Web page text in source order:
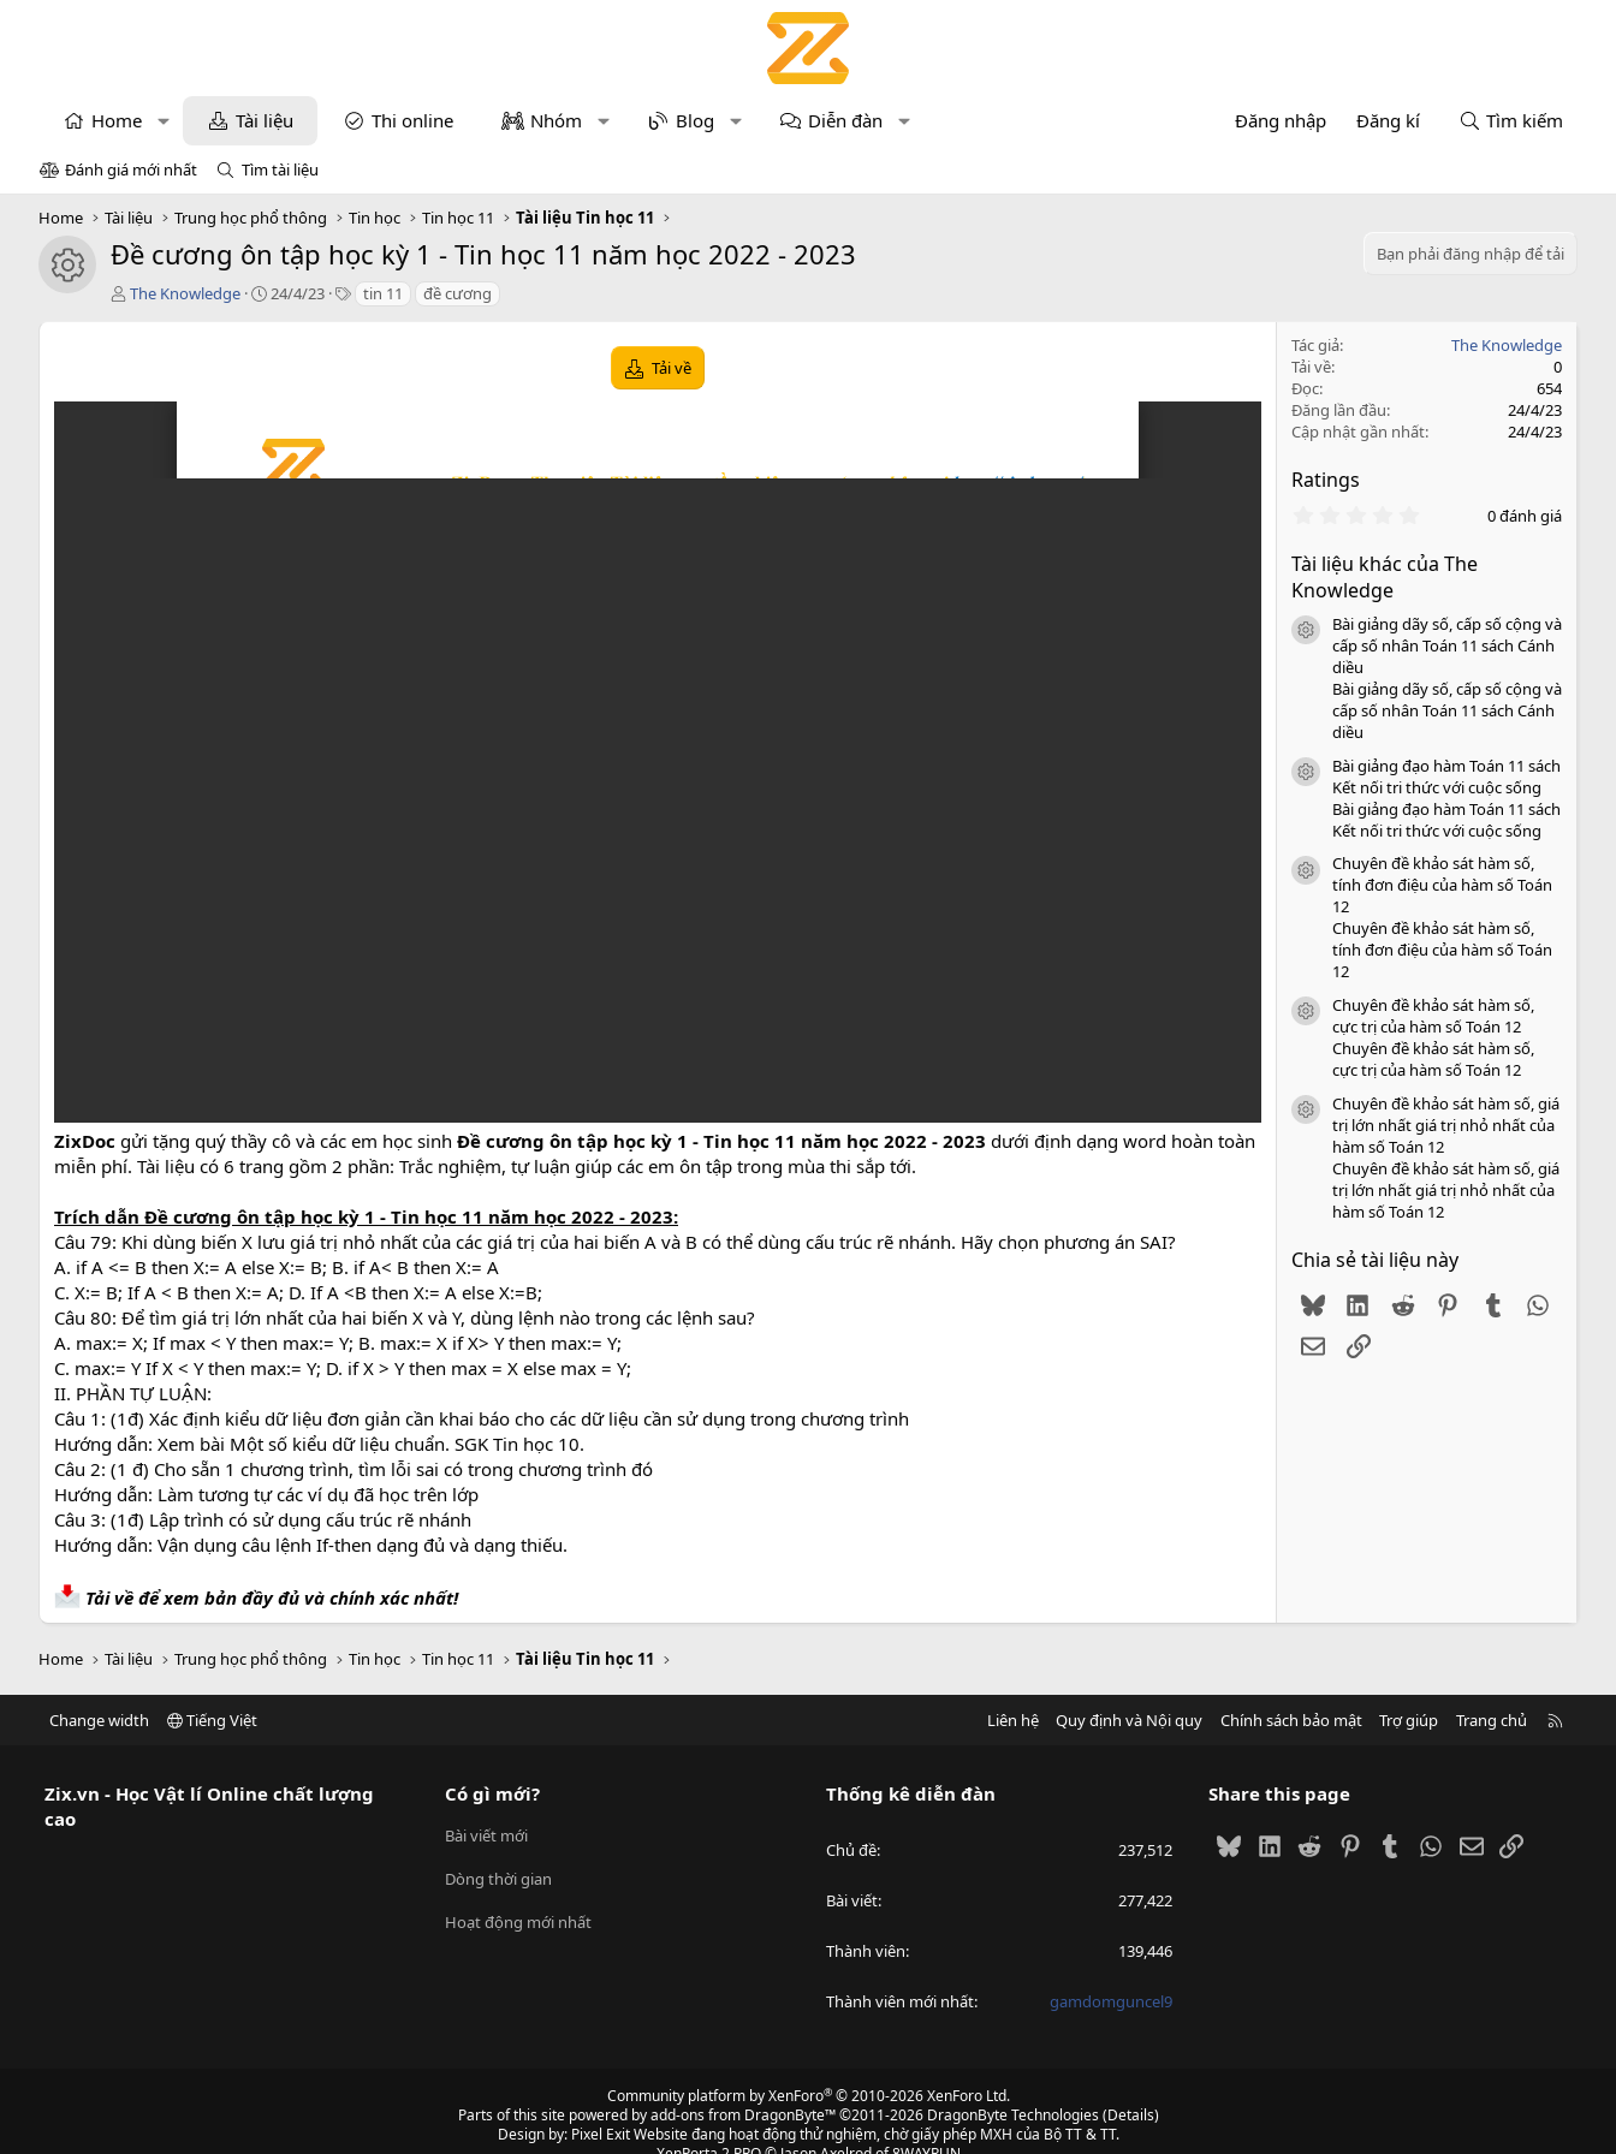
Home Tài liệu Thi online Nhóm Blog Diễn đàn Đăng nhập Đăng kí Tìm kiếm
Đánh giá mới nhất Tìm tài liệu
Home Tài liệu Trung học phổ thông Tin học Tin học 11 Tài liệu Tin học 11
icon tài liệu
Đề cương ôn tập học kỳ 1 - Tin học 11 năm học 2022 - 2023
Bạn phải đăng nhập để tải
T
ả
The Knowledge
C
n
d
24/4/23
T tin 11 đề cương
Tải về
ZixDoc gửi tặng quý thầy cô và các em học sinh Đề cương ôn tập học kỳ 1 - Tin học 11 năm học 2022 - 2023 dưới định dạng word hoàn toàn
miễn phí. Tài liệu có 6 trang gồm 2 phần: Trắc nghiệm, tự luận giúp các em ôn tập trong mùa thi sắp tới.
Trích dẫn Đề cương ôn tập học kỳ 1 - Tin học 11 năm học 2022 - 2023:
Câu 79: Khi dùng biến X lưu giá trị nhỏ nhất của các giá trị của hai biến A và B có thể dùng cấu trúc rẽ nhánh. Hãy chọn phương án SAI?
A. if A <= B then X:= A else X:= B; B. if A< B then X:= A
C. X:= B; If A < B then X:= A; D. If A <B then X:= A else X:=B;
Câu 80: Để tìm giá trị lớn nhất của hai biến X và Y, dùng lệnh nào trong các lệnh sau?
A. max:= X; If max < Y then max:= Y; B. max:= X if X> Y then max:= Y;
C. max:= Y If X < Y then max:= Y; D. if X > Y then max = X else max = Y;
II. PHẦN TỰ LUẬN:
Câu 1: (1đ) Xác định kiểu dữ liệu đơn giản cần khai báo cho các dữ liệu cần sử dụng trong chương trình
Hướng dẫn: Xem bài Một số kiểu dữ liệu chuẩn. SGK Tin học 10.
Câu 2: (1 đ) Cho sẵn 1 chương trình, tìm lỗi sai có trong chương trình đó
Hướng dẫn: Làm tương tự các ví dụ đã học trên lớp
Câu 3: (1đ) Lập trình có sử dụng cấu trúc rẽ nhánh
Hướng dẫn: Vận dụng câu lệnh If-then dạng đủ và dạng thiếu.
Tải về để xem bản đầy đủ và chính xác nhất!
Tác giả
The Knowledge
Tải về
0
Đọc
654
Đăng lần đầu
24/4/23
Cập nhật gần nhất
24/4/23
Ratings
0
0
o
0 đánh giá
Tài liệu khác của The
Knowledge
icon tài liệu
Bài giảng dãy số, cấp số cộng và
cấp số nhân Toán 11 sách Cánh
diều
Bài giảng dãy số, cấp số cộng và
cấp số nhân Toán 11 sách Cánh
diều
icon tài liệu
Bài giảng đạo hàm Toán 11 sách
Kết nối tri thức với cuộc sống
Bài giảng đạo hàm Toán 11 sách
Kết nối tri thức với cuộc sống
icon tài liệu
Chuyên đề khảo sát hàm số,
tính đơn điệu của hàm số Toán
12
Chuyên đề khảo sát hàm số,
tính đơn điệu của hàm số Toán
12
icon tài liệu
Chuyên đề khảo sát hàm số,
cực trị của hàm số Toán 12
Chuyên đề khảo sát hàm số,
cực trị của hàm số Toán 12
icon tài liệu
Chuyên đề khảo sát hàm số, giá
trị lớn nhất giá trị nhỏ nhất của
hàm số Toán 12
Chuyên đề khảo sát hàm số, giá
trị lớn nhất giá trị nhỏ nhất của
hàm số Toán 12
Chia sẻ tài liệu này
BlueskyLinkedIn
Reddit PinterestTumblr
EmailLink
Home Tài liệu Trung học phổ thông Tin học Tin học 11 Tài liệu Tin học 11
Change width Tiếng Việt Liên hệ Quy định và Nội quy Chính sách bảo mật Trợ giúp Trang chủ
Zix.vn - Học Vật lí Online chất lượng
cao
Có gì mới?
Bài viết mới
Dòng thời gian
Hoạt động mới nhất
Thống kê diễn đàn
Chủ đề 237,512
Bài viết 277,422
Thành viên 139,446
Thành viên mới nhất gamdomguncel9
Share this page
BlueskyLinkedIn
Reddit PinterestTumblrWhatsApp
EmailLink
Community platform by XenForo® © 2010-2026 XenForo Ltd.
Parts of this site powered byadd-ons from DragonByte™©2011-2026 DragonByte Technologies(Details)
Design by: Pixel ExitWebsite đang hoạt động thử nghiệm, chờ giấy phép MXH của Bộ TT & TT.